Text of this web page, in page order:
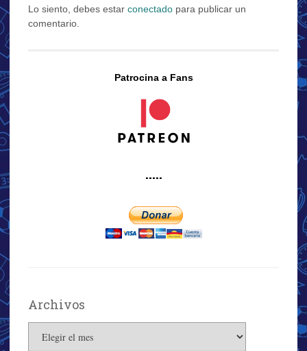
Lo siento, debes estar conectado para publicar un
comentario.
Patrocina a Fans
·····
Archivos